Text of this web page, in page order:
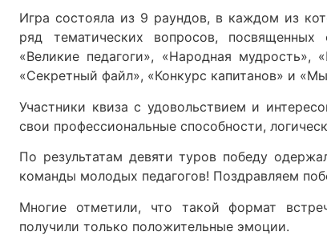
Игра состояла из 9 раундов, в каждом из
ряд тематических вопросов, посвященных
«Великие педагоги», «Народная мудрость»,
«Секретный файл», «Конкурс капитанов» и
Участники квиза с удовольствием и
свои профессиональные способности,
По результатам девяти туров победу
команды молодых педагогов! Поздравляем
Многие отметили, что такой формат
получили только положительные эмоции.